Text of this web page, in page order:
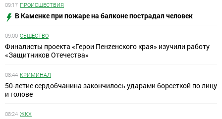
09:17 ПРОИСШЕСТВИЯ
В Каменке при пожаре на балконе пострадал человек
09:00 ОБЩЕСТВО
Финалисты проекта «Герои Пенzенского края» изучили работу
«Защитников Отечества»
08:44 КРИМИНАЛ
50-летие сердобчанина закончилось ударами борсеткой по лицу
и голове
08:24 ЖКХ